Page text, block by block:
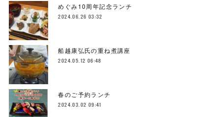
めぐみ10周年記念ランチ
2024.06.26 03:32
船越康弘氏の重ね煮講座
2024.05.12 06:48
春のご予約ランチ
2024.03.02 09:41